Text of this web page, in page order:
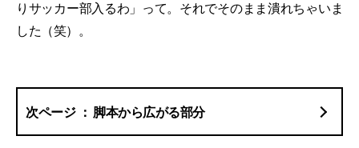
りサッカー部入るわ」って。それでそのまま潰れちゃいま
した（笑）。
脚本から広がる部分